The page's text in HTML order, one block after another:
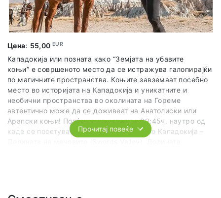
Цена: 55,00EUR
Кападокија или позната како “Земјата на убавите
коњи” е совршеното место да се истражува галопирајќи
по магичните пространства. Коњите завземаат посебно
место во историјата на Кападокија и уникатните и
необични пространства во околината на Гореме
автентично може да се доживеат на Анатолиски или
Арапски коњи! Поаѓање од хотел во 09:45ч. наутро од
каде се посетуваат најубавите долини во Кападокија –
вулканските камени ридови поминувајќи покрај
Прочитај повеќе